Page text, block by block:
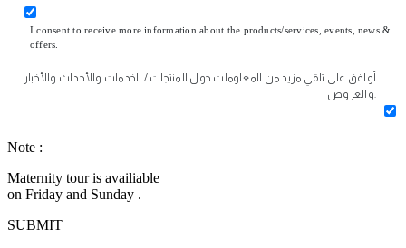
I consent to receive more information about the products/services, events, news &
offers.
أوافق على تلقي مزيد من المعلومات حول المنتجات / الخدمات والأحداث والأخبار
والعروض.
Note :
Maternity tour is availiable
on Friday and Sunday .
SUBMIT